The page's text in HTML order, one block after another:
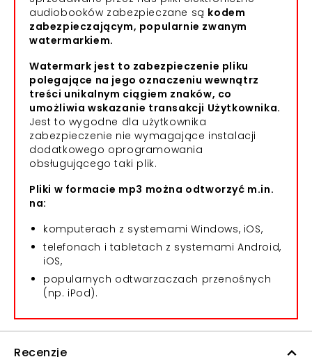
audiobooków zabezpieczane są kodem
zabezpieczającym, popularnie zwanym
watermarkiem.
Watermark jest to zabezpieczenie pliku
polegające na jego oznaczeniu wewnątrz
treści unikalnym ciągiem znaków, co
umożliwia wskazanie transakcji Użytkownika.
Jest to wygodne dla użytkownika
zabezpieczenie nie wymagające instalacji
dodatkowego oprogramowania
obsługującego taki plik.
Pliki w formacie mp3 można odtworzyć m.in.
na:
komputerach z systemami Windows, iOS,
telefonach i tabletach z systemami Android,
iOS,
popularnych odtwarzaczach przenośnych
(np. iPod).
Recenzje